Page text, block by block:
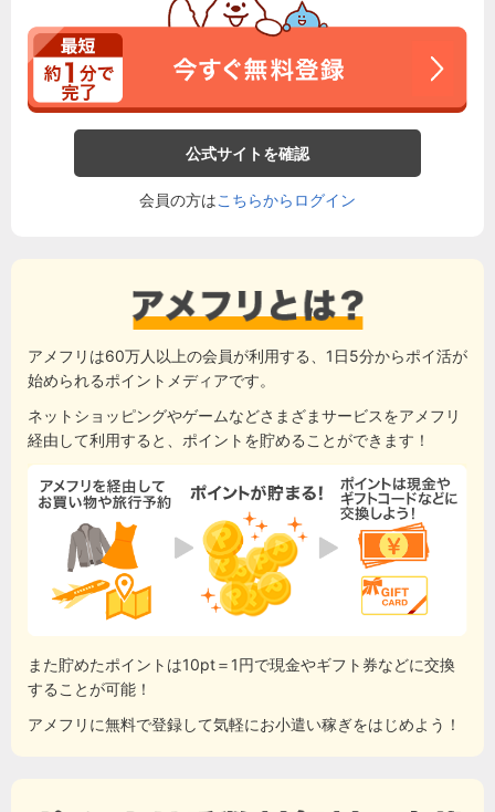
公式サイトを確認
会員の方はこちらからログイン
アメフリは60万人以上の会員が利用する、1日5分からポイ活が
始められるポイントメディアです。
ネットショッピングやゲームなどさまざまサービスをアメフリ
経由して利用すると、ポイントを貯めることができます！
また貯めたポイントは10pt＝1円で現金やギフト券などに交換
することが可能！
アメフリに無料で登録して気軽にお小遣い稼ぎをはじめよう！